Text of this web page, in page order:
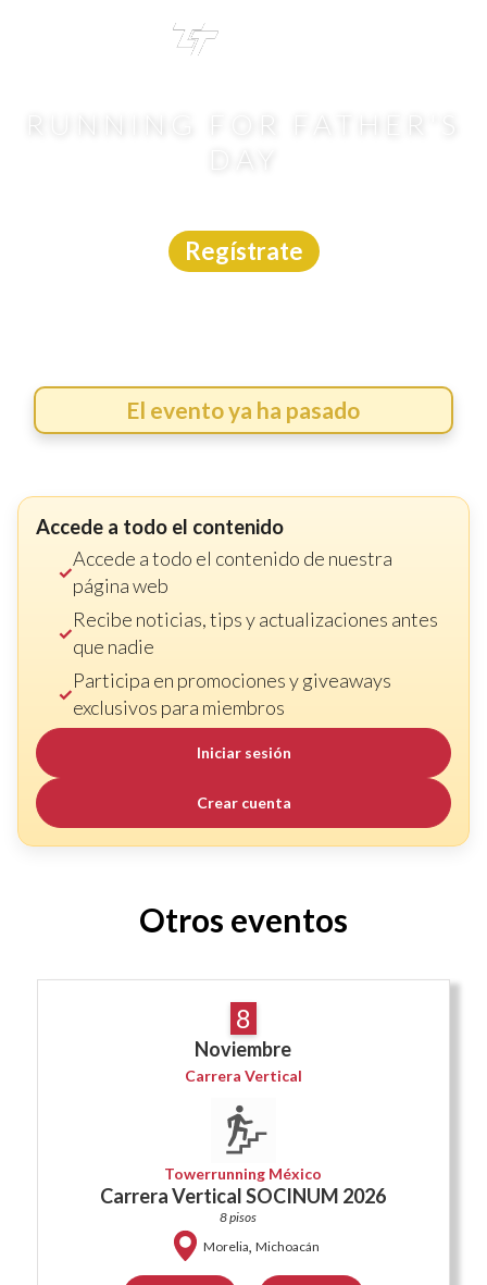
RUNNING FOR FATHER'S
Regístrate
El evento ya ha pasado
Accede a todo el contenido
Accede a todo el contenido de nuestra
página web
Recibe noticias, tips y actualizaciones antes
que nadie
Participa en promociones y giveaways
exclusivos para miembros
Iniciar sesión
Crear cuenta
Otros eventos
8
Noviembre
Carrera Vertical
Towerrunning México
Carrera Vertical SOCINUM 2026
8 pisos
Morelia, Michoacán